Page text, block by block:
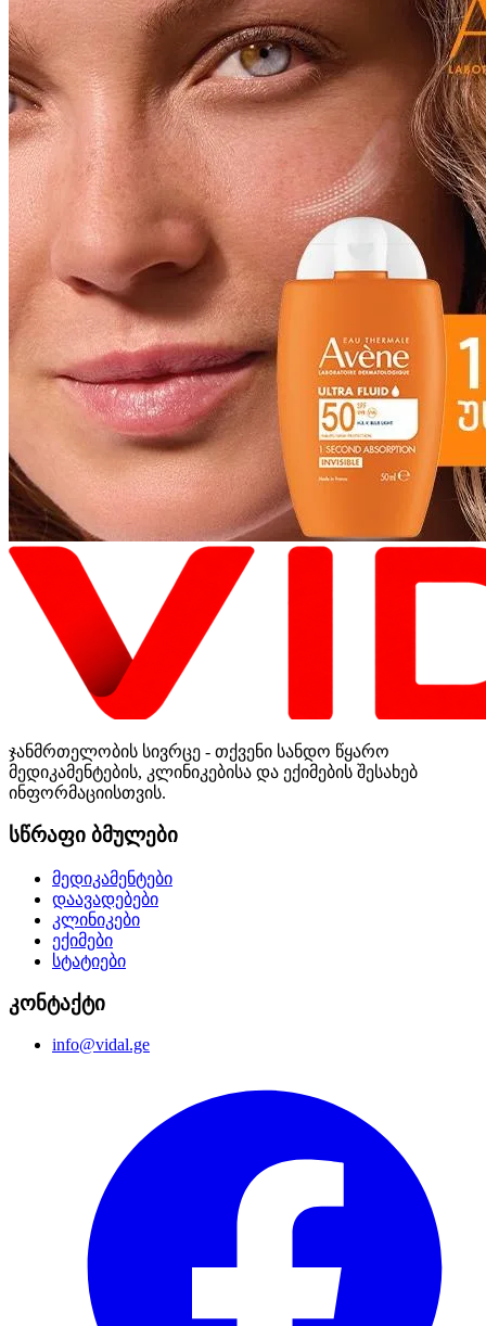
ჯანმრთელობის სივრცე - თქვენი სანდო წყარო
მედიკამენტების, კლინიკებისა და ექიმების შესახებ
ინფორმაციისთვის.
სწრაფი ბმულები
მედიკამენტები
დაავადებები
კლინიკები
ექიმები
სტატიები
კონტაქტი
info@vidal.ge